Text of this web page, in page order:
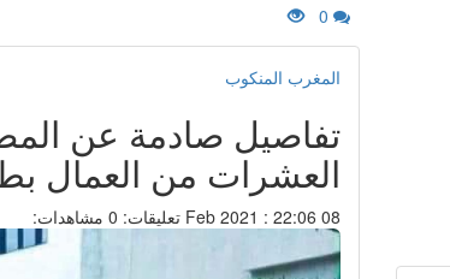
المغرب المنكوب
تفاصيل صادمة عن
العشرات من العمال
08 Feb 2021 : 22:06 تعليقات: 0 مشاهدات: